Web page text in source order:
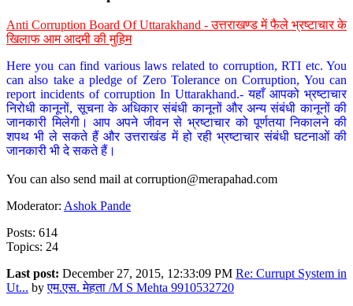
Anti Corruption Board Of Uttarakhand - उत्तराखण्ड में फैले भ्रष्टाचार के
खिलाफ आम आदमी की मुहिम
Here you can find various laws related to corruption, RTI etc. You
can also take a pledge of Zero Tolerance on Corruption, You can
report incidents of corruption In Uttarakhand.- यहाँ आपको भ्रष्टाचार
निरोधी कानूनों, सूचना के अधिकार संबंधी कानूनों और अन्य संबंधी कानूनों की
जानकारी मिलेगी। आप अपने जीवन से भ्रष्टाचार को पूर्णतया निकालने की
शपथ भी ले सकते हैं और उत्तराखंड में हो रही भ्रष्टाचार संबंधी घटनाओं की
जानकारी भी दे सकते हैं।
You can also send mail at corruption@merapahad.com
Moderator: Ashok Pande
Posts: 614
Topics: 24
Last post: December 27, 2015, 12:33:09 PM Re: Currupt System in
Ut... byएम.एस. मेहता /M S Mehta 9910532720